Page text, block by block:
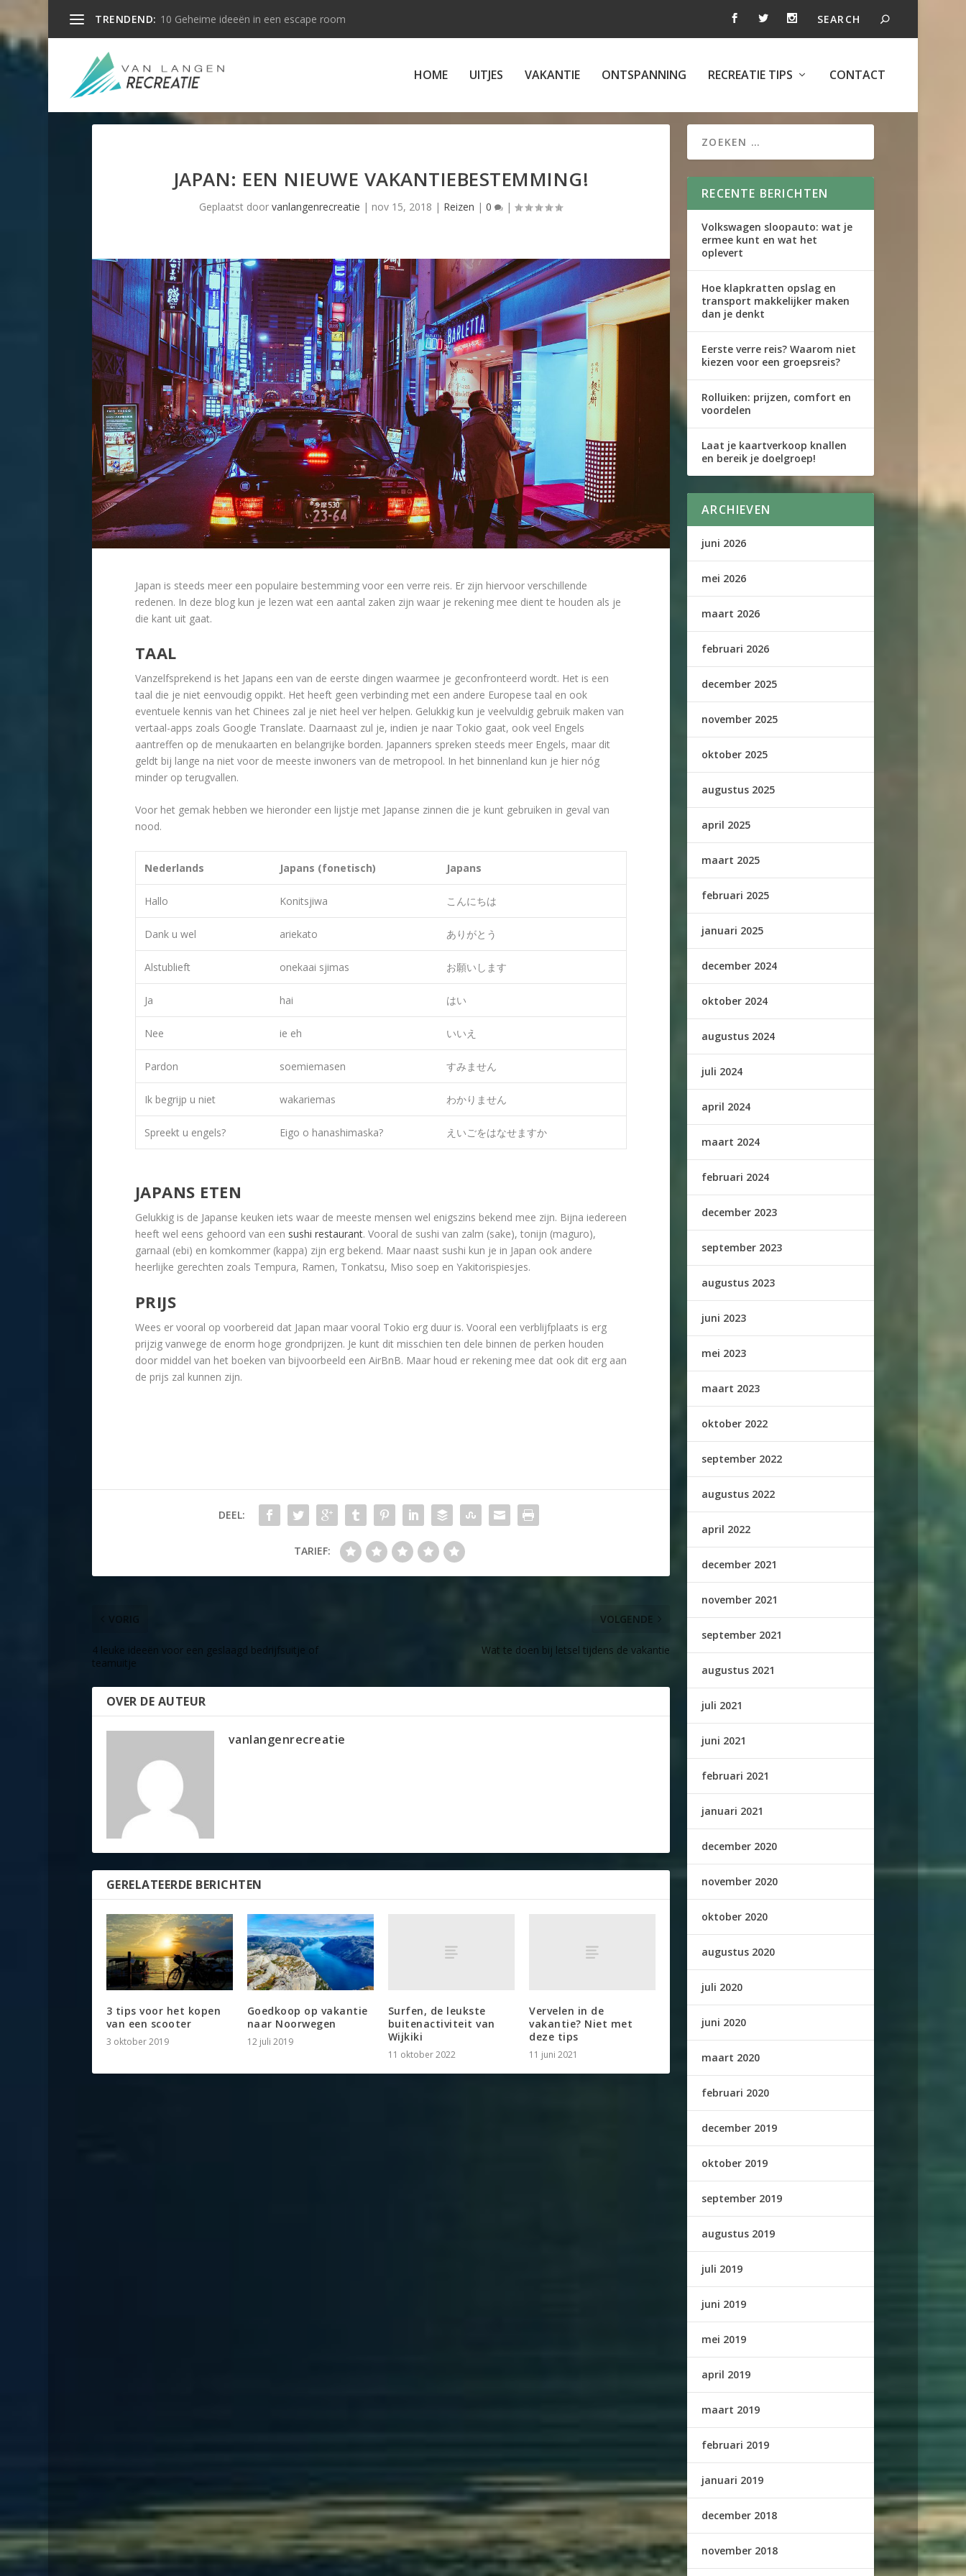
TRENDEND: 10 Geheime ideeën in een escape room
HOME UITJES VAKANTIE ONTSPANNING RECREATIE TIPS CONTACT
JAPAN: EEN NIEUWE VAKANTIEBESTEMMING!
Geplaatst doorvanlangenrecreatie | nov 15, 2018 | Reizen |0 |
Japan is steeds meer een populaire bestemming voor een verre reis. Er zijn hiervoor verschillende
redenen. In deze blog kun je lezen wat een aantal zaken zijn waar je rekening mee dient te houden als je
die kant uit gaat.
TAAL
Vanzelfsprekend is het Japans een van de eerste dingen waarmee je geconfronteerd wordt. Het is een
taal die je niet eenvoudig oppikt. Het heeft geen verbinding met een andere Europese taal en ook
eventuele kennis van het Chinees zal je niet heel ver helpen. Gelukkig kun je veelvuldig gebruik maken van
vertaal-apps zoals Google Translate. Daarnaast zul je, indien je naar Tokio gaat, ook veel Engels
aantreffen op de menukaarten en belangrijke borden. Japanners spreken steeds meer Engels, maar dit
geldt bij lange na niet voor de meeste inwoners van de metropool. In het binnenland kun je hier nóg
minder op terugvallen.
Voor het gemak hebben we hieronder een lijstje met Japanse zinnen die je kunt gebruiken in geval van
nood.
Nederlands Japans (fonetisch) Japans
Hallo Konitsjiwa こんにちは
Dank u wel ariekato ありがとう
Alstublieft onekaai sjimas お願いします
Ja hai はい
Nee ie eh いいえ
Pardon soemiemasen すみません
Ik begrijp u niet wakariemas わかりません
Spreekt u engels? Eigo o hanashimaska? えいごをはなせますか
JAPANS ETEN
Gelukkig is de Japanse keuken iets waar de meeste mensen wel enigszins bekend mee zijn. Bijna iedereen
heeft wel eens gehoord van een sushi restaurant. Vooral de sushi van zalm (sake), tonijn (maguro),
garnaal (ebi) en komkommer (kappa) zijn erg bekend. Maar naast sushi kun je in Japan ook andere
heerlijke gerechten zoals Tempura, Ramen, Tonkatsu, Miso soep en Yakitorispiesjes.
PRIJS
Wees er vooral op voorbereid dat Japan maar vooral Tokio erg duur is. Vooral een verblijfplaats is erg
prijzig vanwege de enorm hoge grondprijzen. Je kunt dit misschien ten dele binnen de perken houden
door middel van het boeken van bijvoorbeeld een AirBnB. Maar houd er rekening mee dat ook dit erg aan
de prijs zal kunnen zijn.
DEEL:
TARIEF:
VORIG
4 leuke ideeën voor een geslaagd bedrijfsuitje of
teamuitje
VOLGENDE
Wat te doen bij letsel tijdens de vakantie
OVER DE AUTEUR
vanlangenrecreatie
GERELATEERDE BERICHTEN
3 tips voor het kopen
van een scooter
3 oktober 2019
Goedkoop op vakantie
naar Noorwegen
12 juli 2019
Surfen, de leukste
buitenactiviteit van
Wijkiki
11 oktober 2022
Vervelen in de
vakantie? Niet met
deze tips
11 juni 2021
RECENTE BERICHTEN
Volkswagen sloopauto: wat je
ermee kunt en wat het
oplevert
Hoe klapkratten opslag en
transport makkelijker maken
dan je denkt
Eerste verre reis? Waarom niet
kiezen voor een groepsreis?
Rolluiken: prijzen, comfort en
voordelen
Laat je kaartverkoop knallen
en bereik je doelgroep!
ARCHIEVEN
juni 2026
mei 2026
maart 2026
februari 2026
december 2025
november 2025
oktober 2025
augustus 2025
april 2025
maart 2025
februari 2025
januari 2025
december 2024
oktober 2024
augustus 2024
juli 2024
april 2024
maart 2024
februari 2024
december 2023
september 2023
augustus 2023
juni 2023
mei 2023
maart 2023
oktober 2022
september 2022
augustus 2022
april 2022
december 2021
november 2021
september 2021
augustus 2021
juli 2021
juni 2021
februari 2021
januari 2021
december 2020
november 2020
oktober 2020
augustus 2020
juli 2020
juni 2020
maart 2020
februari 2020
december 2019
oktober 2019
september 2019
augustus 2019
juli 2019
juni 2019
mei 2019
april 2019
maart 2019
februari 2019
januari 2019
december 2018
november 2018